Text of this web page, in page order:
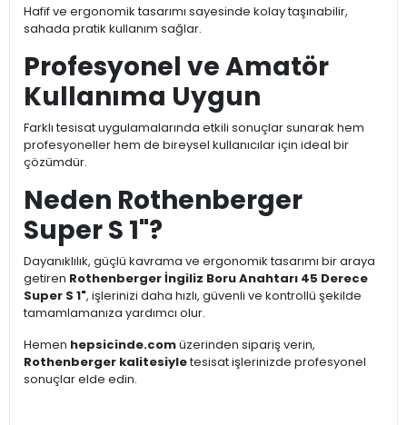
Hafif ve ergonomik tasarımı sayesinde kolay taşınabilir,
sahada pratik kullanım sağlar.
Profesyonel ve Amatör
Kullanıma Uygun
Farklı tesisat uygulamalarında etkili sonuçlar sunarak hem
profesyoneller hem de bireysel kullanıcılar için ideal bir
çözümdür.
Neden Rothenberger
Super S 1"?
Dayanıklılık, güçlü kavrama ve ergonomik tasarımı bir araya
getiren Rothenberger İngiliz Boru Anahtarı 45 Derece
Super S 1", işlerinizi daha hızlı, güvenli ve kontrollü şekilde
tamamlamanıza yardımcı olur.
Hemen hepsicinde.comüzerinden sipariş verin,
Rothenberger kalitesiyletesisat işlerinizde profesyonel
sonuçlar elde edin.